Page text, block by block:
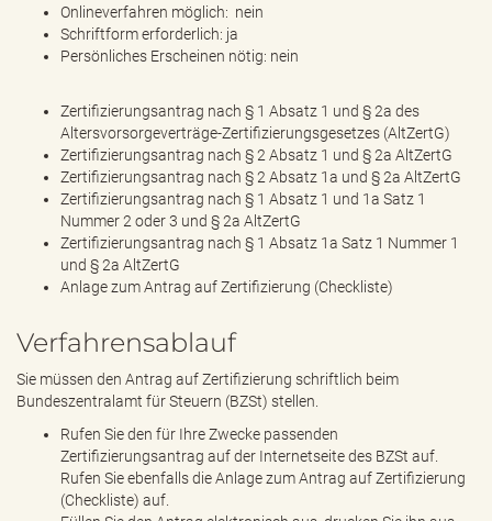
Onlineverfahren möglich: nein
Schriftform erforderlich: ja
Persönliches Erscheinen nötig: nein
Zertifizierungsantrag nach § 1 Absatz 1 und § 2a des
Altersvorsorgeverträge-Zertifizierungsgesetzes (AltZertG)
Zertifizierungsantrag nach § 2 Absatz 1 und § 2a AltZertG
Zertifizierungsantrag nach § 2 Absatz 1a und § 2a AltZertG
Zertifizierungsantrag nach § 1 Absatz 1 und 1a Satz 1
Nummer 2 oder 3 und § 2a AltZertG
Zertifizierungsantrag nach § 1 Absatz 1a Satz 1 Nummer 1
und § 2a AltZertG
Anlage zum Antrag auf Zertifizierung (Checkliste)
Verfahrensablauf
Sie müssen den Antrag auf Zertifizierung schriftlich beim
Bundeszentralamt für Steuern (BZSt) stellen.
Rufen Sie den für Ihre Zwecke passenden
Zertifizierungsantrag auf der Internetseite des BZSt auf.
Rufen Sie ebenfalls die Anlage zum Antrag auf Zertifizierung
(Checkliste) auf.